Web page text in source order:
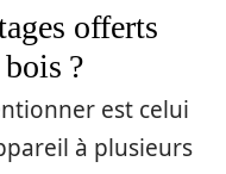
offerts
?
est celui
à plusieurs